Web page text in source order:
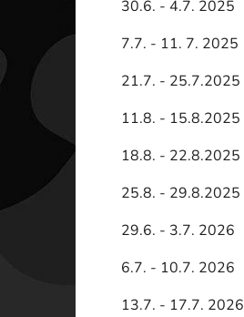
30.6. - 4.7. 2025
7.7. - 11. 7. 2025
21.7. - 25.7.2025
11.8. - 15.8.2025
18.8. - 22.8.2025
25.8. - 29.8.2025
29.6. - 3.7. 2026
6.7. - 10.7. 2026
13.7. - 17.7. 2026